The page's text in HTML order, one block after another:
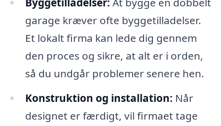
garage kræver ofte byggetilladelser.
Et lokalt firma kan lede dig gennem
den proces og sikre, at alt er i orden,
så du undgår problemer senere hen.
Konstruktion og installation: Når
designet er færdigt, vil firmaet tage